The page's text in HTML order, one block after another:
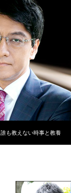
誰も教えない時事と教養